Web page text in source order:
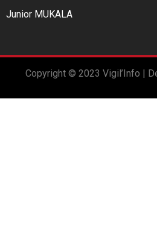
Junior MUKALA
Copyright © 2023 Vigil’Info |